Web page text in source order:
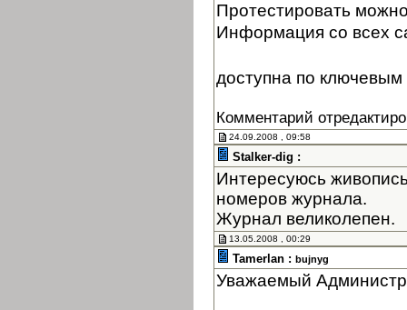
Протестировать
Информация со всех
доступна по
Комментарий
24.09.2008 , 09:58
Stalker-dig :
Интересуюсь
номеров журнала.
Журнал великолепен.
13.05.2008 , 00:29
Tamerlan : bujnyg
Уважаемый